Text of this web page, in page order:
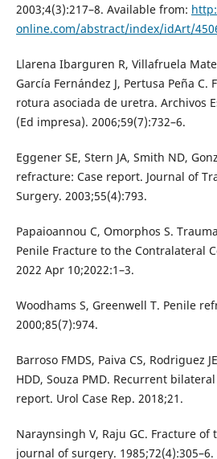
2003;4(3):217–8. Available from:
online.com/abstract/index/idArt/
Llarena Ibarguren R, Villafruela
García Fernández J, Pertusa Peña C.
rotura asociada de uretra. Archivos
(Ed impresa). 2006;59(7):732–6.
Eggener SE, Stern JA, Smith ND,
refracture: Case report. Journal of
Surgery. 2003;55(4):793.
Papaioannou C, Omorphos S.
Penile Fracture to the Contralateral
2022 Apr 10;2022:1–3.
Woodhams S, Greenwell T. Penile
2000;85(7):974.
Barroso FMDS, Paiva CS, Rodriguez
HDD, Souza PMD. Recurrent
report. Urol Case Rep. 2018;21.
Naraynsingh V, Raju GC. Fracture
journal of surgery. 1985;72(4):305–6.